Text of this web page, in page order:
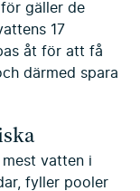
gäller de
17
åt för att få
därmed spara
mest vatten i
fyller pooler